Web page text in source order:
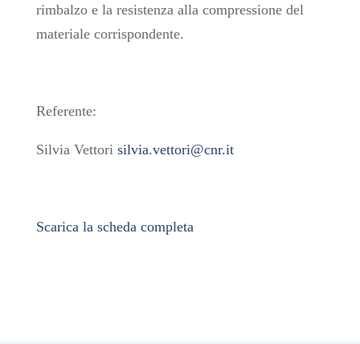
rimbalzo e la resistenza alla compressione del
materiale corrispondente.
Referente:
Silvia Vettori silvia.vettori@cnr.it
Scarica la scheda completa